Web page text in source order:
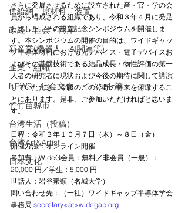
供給網 原材料 装置
政経・社会・両岸
新産業(機器人、AI関連等)
企業・組織
NEWS・社会文化・イベント等
竹竹苗縣市
台湾生活（投稿）
台湾Art&Artist
日本文化
さらに発展させるために設立された産・官・学の会
員から構成される組織であり、令和３年４月に発足
しました。その設立記念シンポジウムを開催しま
す。本シンポジウムの開催の目的は、ワイドギャッ
プ半導体材料における光デバイス・電子デバイスお
よびその基盤技術である結晶成長・物性評価の第一
人者の研究者に現状および今後の期待に関して講演
していただき、今後のこの分野の将来を俯瞰するこ
とにあります。是非、ご参加いただければと思いま
す。
日程：令和３年１０月７日（木）～８日（金）
開催方法：オンライン開催
参加費：WideG会員：無料／非会員（一般）：
20,000 円／学生：5,000 円
世話人：岩谷素顕（名城大学）
問い合わせ先：（一社）ワイドギャップ半導体学会
事務局 secretary<at>widegap.org